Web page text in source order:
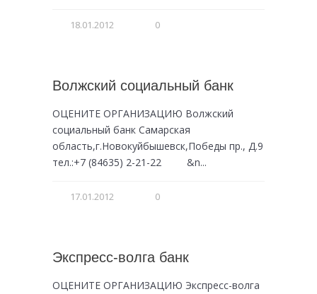
18.01.2012 0
Волжский социальный банк
ОЦЕНИТЕ ОРГАНИЗАЦИЮ Волжский
социальный банк Самарская
область,г.Новокуйбышевск,Победы пр., Д.9
тел.:+7 (84635) 2-21-22 &n...
17.01.2012 0
Экспресс-волга банк
ОЦЕНИТЕ ОРГАНИЗАЦИЮ Экспресс-волга